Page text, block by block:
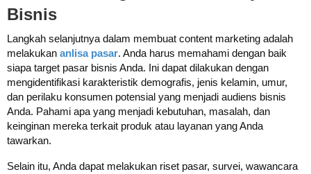
Bisnis
Langkah selanjutnya dalam membuat content marketing adalah
melakukan anlisa pasar. Anda harus memahami dengan baik
siapa target pasar bisnis Anda. Ini dapat dilakukan dengan
mengidentifikasi karakteristik demografis, jenis kelamin, umur,
dan perilaku konsumen potensial yang menjadi audiens bisnis
Anda. Pahami apa yang menjadi kebutuhan, masalah, dan
keinginan mereka terkait produk atau layanan yang Anda
tawarkan.
Selain itu, Anda dapat melakukan riset pasar, survei, wawancara